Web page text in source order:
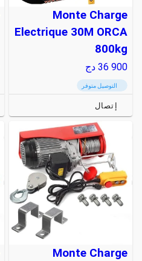
Monte Charge
Electrique 30M ORCA
800kg
36 900 دج
التوصيل متوفر
إتصال
Monte Charge